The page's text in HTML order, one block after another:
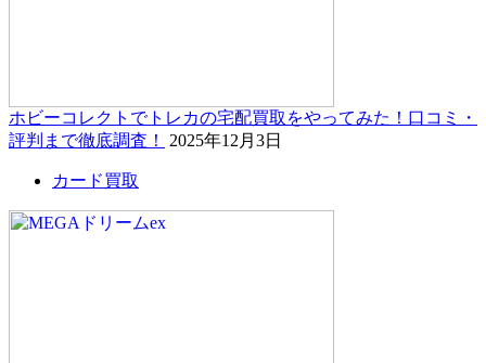
ホビーコレクトでトレカの宅配買取をやってみた！口コミ・
評判まで徹底調査！
2025年12月3日
カード買取